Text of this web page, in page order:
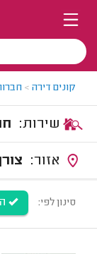
קונים דירה >
סינון לפי: